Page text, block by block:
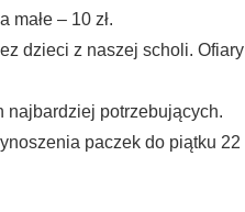
– 10 zł.
dzieci z naszej scholi. Ofiary
najbardziej potrzebujących.
paczek do piątku 22